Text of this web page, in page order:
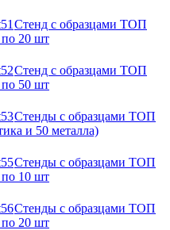
Стенд с образцами ТОП
по 20 шт
Стенд с образцами ТОП
по 50 шт
Стенды с образцами ТОП
и 50 металла)
Стенды с образцами ТОП
по 10 шт
Стенды с образцами ТОП
по 20 шт